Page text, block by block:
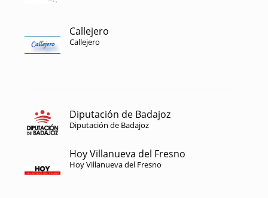
Callejero
Callejero
Diputación de Badajoz
Diputación de Badajoz
Hoy Villanueva del Fresno
Hoy Villanueva del Fresno